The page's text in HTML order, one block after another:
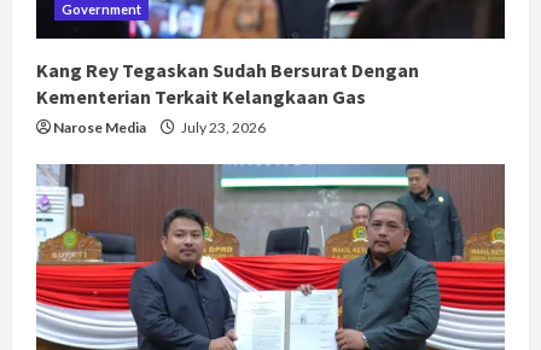
Government
Kang Rey Tegaskan Sudah Bersurat Dengan
Kementerian Terkait Kelangkaan Gas
Narose Media July 23, 2026